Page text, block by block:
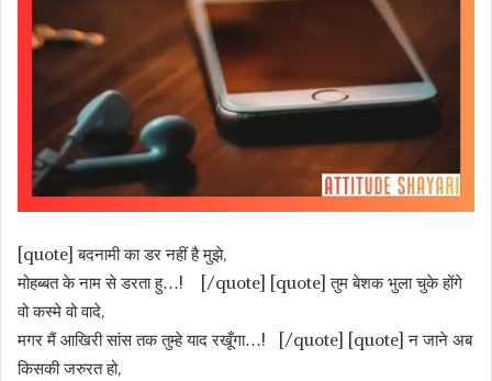
[quote] बदनामी का डर नहीं है मुझे,
मोहब्बत के नाम से डरता हु…! [/quote] [quote] तुम बेशक भुला चुके होंगे
वो कस्मे वो वादे,
मगर मैं आखिरी सांस तक तुम्हे याद रखूँगा…! [/quote] [quote] न जाने अब
किसकी जरुरत हो,